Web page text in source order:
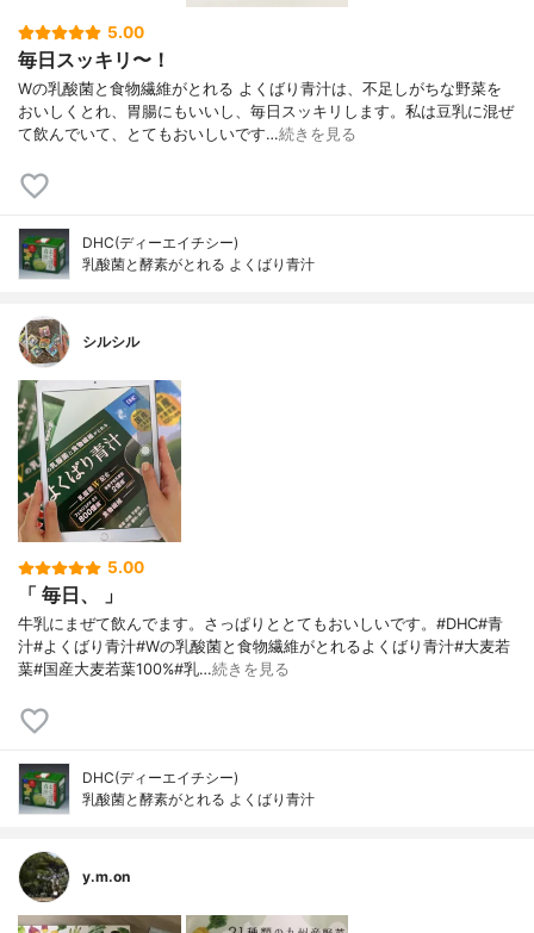
5.00
毎日スッキリ〜！
Wの乳酸菌と食物繊維がとれる よくばり青汁は、不足しがちな野菜を
おいしくとれ、胃腸にもいいし、毎日スッキリします。私は豆乳に混ぜ
て飲んでいて、とてもおいしいです…続きを見る
DHC(ディーエイチシー)
乳酸菌と酵素がとれる よくばり青汁
シルシル
5.00
「 毎日、 」
牛乳にまぜて飲んでます。さっぱりととてもおいしいです。#DHC#青
汁#よくばり青汁#Wの乳酸菌と食物繊維がとれるよくばり青汁#大麦若
葉#国産大麦若葉100%#乳…続きを見る
DHC(ディーエイチシー)
乳酸菌と酵素がとれる よくばり青汁
y.m.on